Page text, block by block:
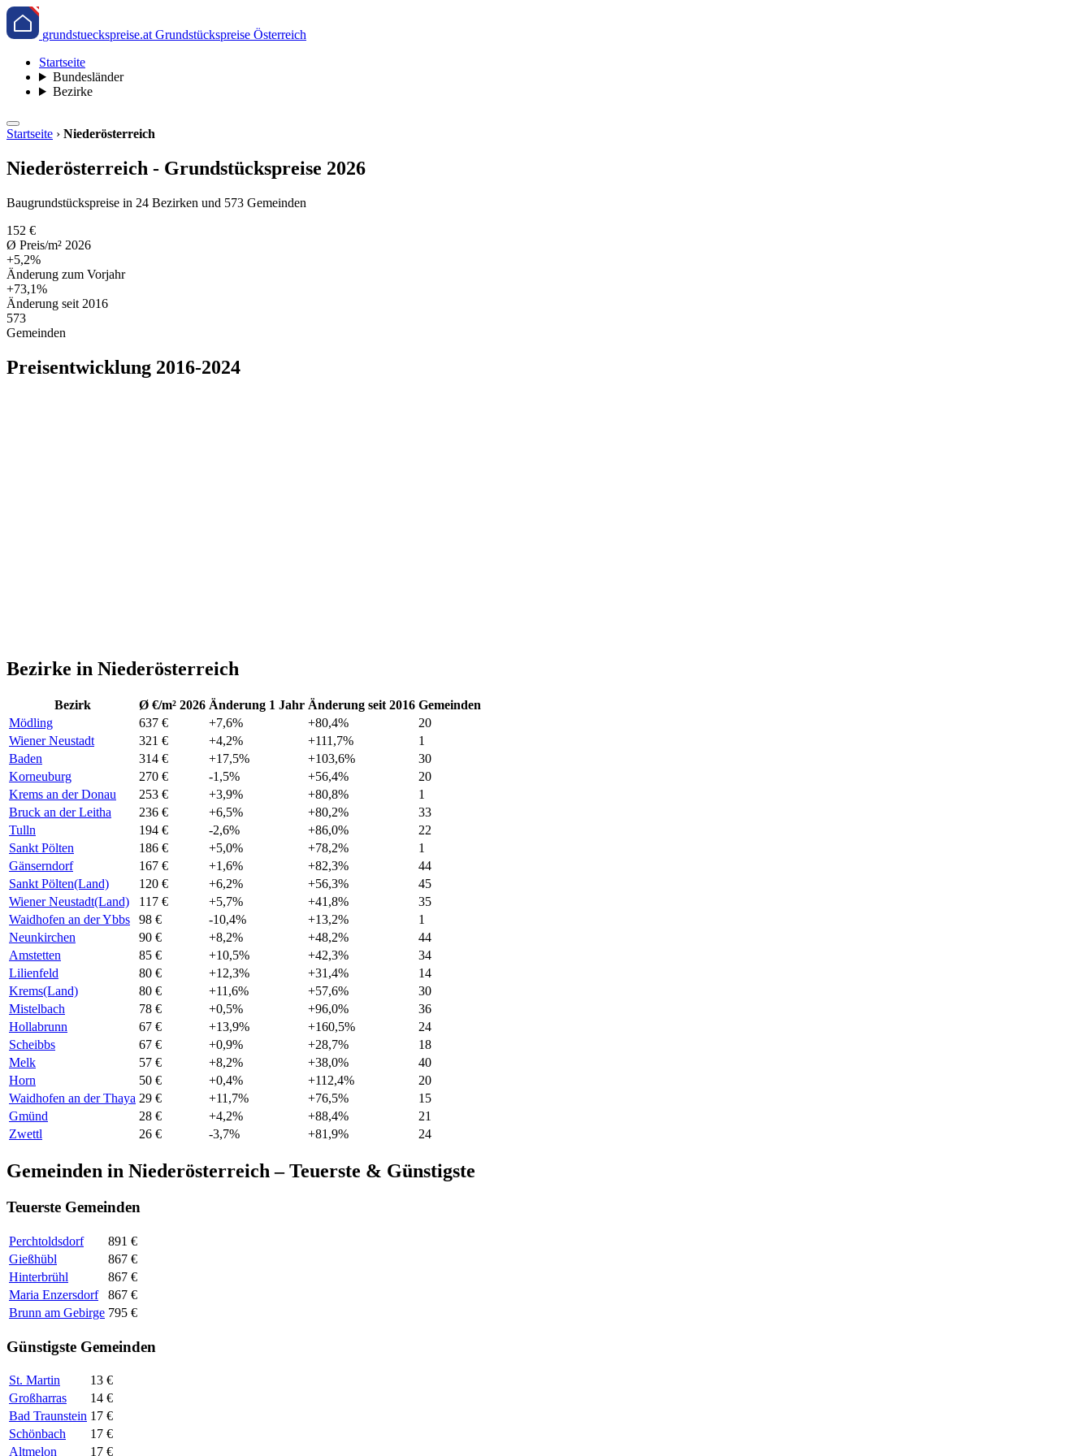
grundstueckspreise.at Grundstückspreise Österreich
Startseite
Bundesländer
Bezirke
Startseite › Niederösterreich
Niederösterreich - Grundstückspreise 2026
Baugrundstückspreise in 24 Bezirken und 573 Gemeinden
152 €
Ø Preis/m² 2026
+5,2%
Änderung zum Vorjahr
+73,1%
Änderung seit 2016
573
Gemeinden
Preisentwicklung 2016-2024
Bezirke in Niederösterreich
Bezirk Ø €/m² 2026 Änderung 1 Jahr Änderung seit 2016 Gemeinden
Mödling
637 € +7,6% +80,4%
20
Wiener Neustadt
321 € +4,2% +111,7%
1
Baden
314 € +17,5% +103,6%
30
Korneuburg
270 € -1,5% +56,4%
20
Krems an der Donau
253 € +3,9% +80,8%
1
Bruck an der Leitha
236 € +6,5% +80,2%
33
Tulln
194 € -2,6% +86,0%
22
Sankt Pölten
186 € +5,0% +78,2%
1
Gänserndorf
167 € +1,6% +82,3%
44
Sankt Pölten(Land)
120 € +6,2% +56,3%
45
Wiener Neustadt(Land)
117 € +5,7% +41,8%
35
Waidhofen an der Ybbs
98 € -10,4% +13,2%
1
Neunkirchen
90 € +8,2% +48,2%
44
Amstetten
85 € +10,5% +42,3%
34
Lilienfeld
80 € +12,3% +31,4%
14
Krems(Land)
80 € +11,6% +57,6%
30
Mistelbach
78 € +0,5% +96,0%
36
Hollabrunn
67 € +13,9% +160,5%
24
Scheibbs
67 € +0,9% +28,7%
18
Melk
57 € +8,2% +38,0%
40
Horn
50 € +0,4% +112,4%
20
Waidhofen an der Thaya 29 € +11,7% +76,5%
15
Gmünd
28 € +4,2% +88,4%
21
Zwettl
26 € -3,7% +81,9% 24
Gemeinden in Niederösterreich – Teuerste & Günstigste
Teuerste Gemeinden
Perchtoldsdorf
891 €
Gießhübl
867 €
Hinterbrühl
867 €
Maria Enzersdorf
867 €
Brunn am Gebirge 795 €
Günstigste Gemeinden
St. Martin
13 €
Großharras
14 €
Bad Traunstein 17 €
Schönbach
17 €
Altmelon
17 €